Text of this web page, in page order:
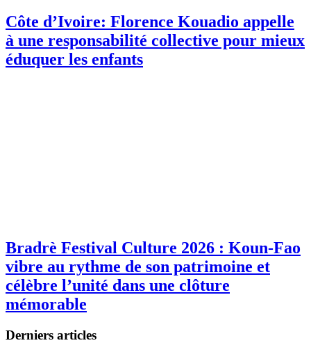
Côte d’Ivoire: Florence Kouadio appelle
à une responsabilité collective pour mieux
éduquer les enfants
Bradrè Festival Culture 2026 : Koun-Fao
vibre au rythme de son patrimoine et
célèbre l’unité dans une clôture
mémorable
Derniers articles